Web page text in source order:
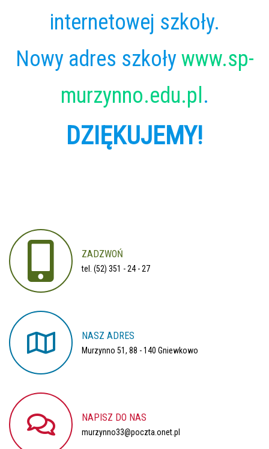
internetowej szkoły.
Nowy adres szkoływww.sp-
murzynno.edu.pl .
DZIĘKUJEMY!
ZADZWOŃ
tel. (52) 351 - 24 - 27
NASZ ADRES
Murzynno 51, 88 - 140 Gniewkowo
NAPISZ DO NAS
murzynno33@poczta.onet.pl